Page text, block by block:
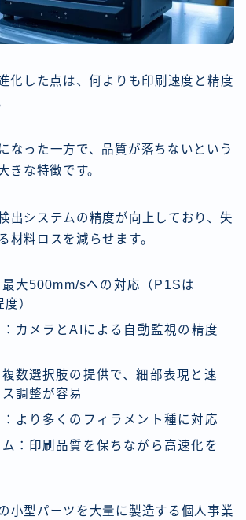
化した点は、何よりも印刷速度と精度
なった一方で、品質が落ちないという
きな特徴です。
出システムの精度が向上しており、失
材料ロスを減らせます。
最大500mm/sへの対応（P1Sは
）
カメラとAIによる自動監視の精度
数選択肢の提供で、細部表現と速
調整が容易
より多くのフィラメント種に対応
：印刷品質を保ちながら高速化を
小型パーツを大量に製造する個人事業